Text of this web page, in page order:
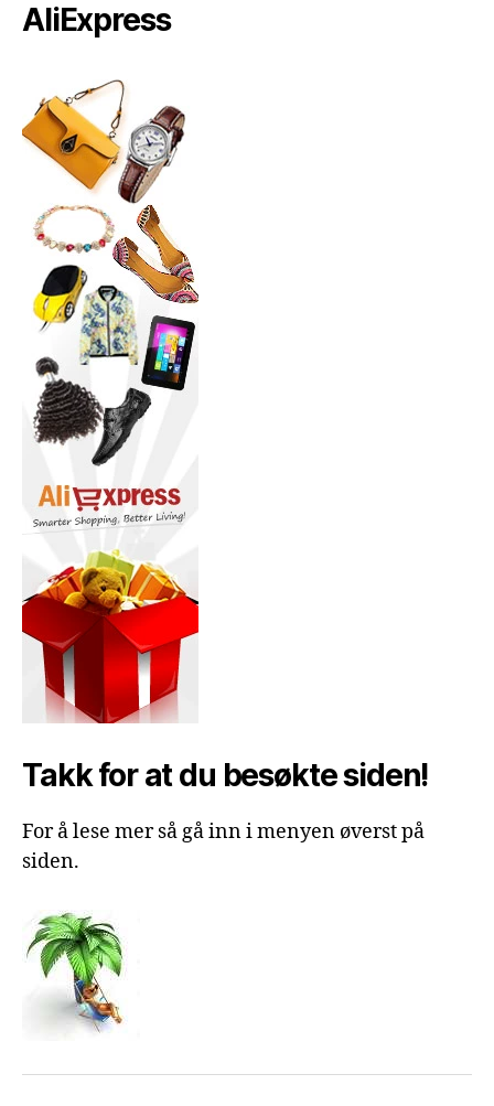
AliExpress
Takk for at du besøkte siden!
For å lese mer så gå inn i menyen øverst på
siden.